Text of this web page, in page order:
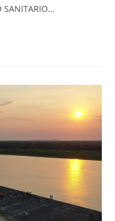
SANITARIO…